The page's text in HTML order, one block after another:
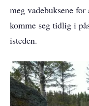
meg vadebuksene
komme seg tidlig i
isteden.